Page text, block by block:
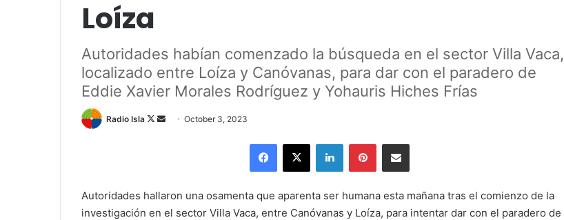
Loíza
Autoridades habían comenzado la búsqueda en el sector Villa Vaca,
localizado entre Loíza y Canóvanas, para dar con el paradero de
Eddie Xavier Morales Rodríguez y Yohauris Hiches Frías
Radio Isla
Follow
SendOctober 3, 2023
Facebook
X LinkedInPinterestShare via Email
Autoridades hallaron una osamenta que aparenta ser humana esta mañana tras el comienzo de la
investigación en el sector Villa Vaca, entre Canóvanas y Loíza, para intentar dar con el paradero de